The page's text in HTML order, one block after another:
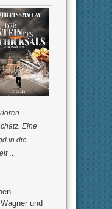
Eine
in die
…
und